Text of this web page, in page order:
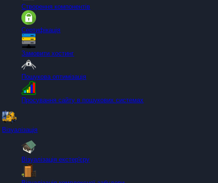
Створення компонентів
Сертифікація
Замовити хостинг
Пошукова оптимізація
Просування сайту в пошукових системах
Візуалізація
Візуалізація екстер'єру